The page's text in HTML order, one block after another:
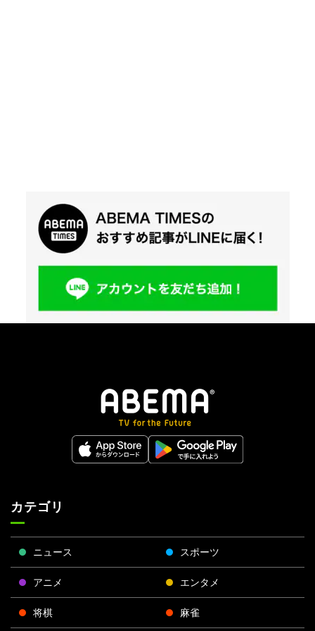
カテゴリ
ニュース スポーツ
アニメ エンタメ
将棋 麻雀